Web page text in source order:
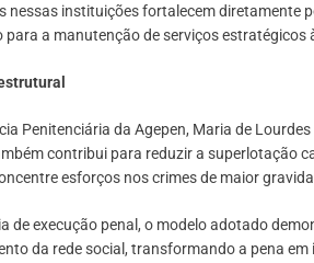
nessas instituições fortalecem diretamente
a manutenção de serviços estratégicos
Penitenciária da Agepen, Maria de
contribui para reduzir a superlotação
esforços nos crimes de maior
de execução penal, o modelo adotado
da rede social, transformando a pena